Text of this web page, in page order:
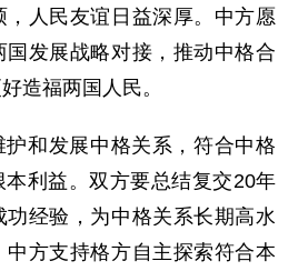
人民友谊日益深厚。中方愿
国发展战略对接，推动中格合
造福两国人民。
护和发展中格关系，符合中格
利益。双方要总结复交20年
经验，为中格关系长期高水
方支持格方自主探索符合本